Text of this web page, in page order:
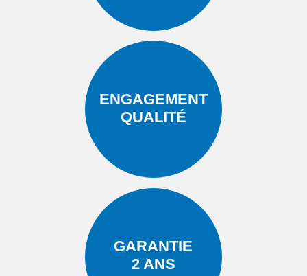
ENGAGEMENT
QUALITÉ
GARANTIE
2 ANS